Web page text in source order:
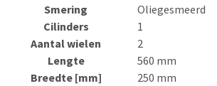
Smering
Oliegesmeerd
Cilinders
1
Aantal wielen
2
Lengte
560 mm
Breedte [mm]
250 mm